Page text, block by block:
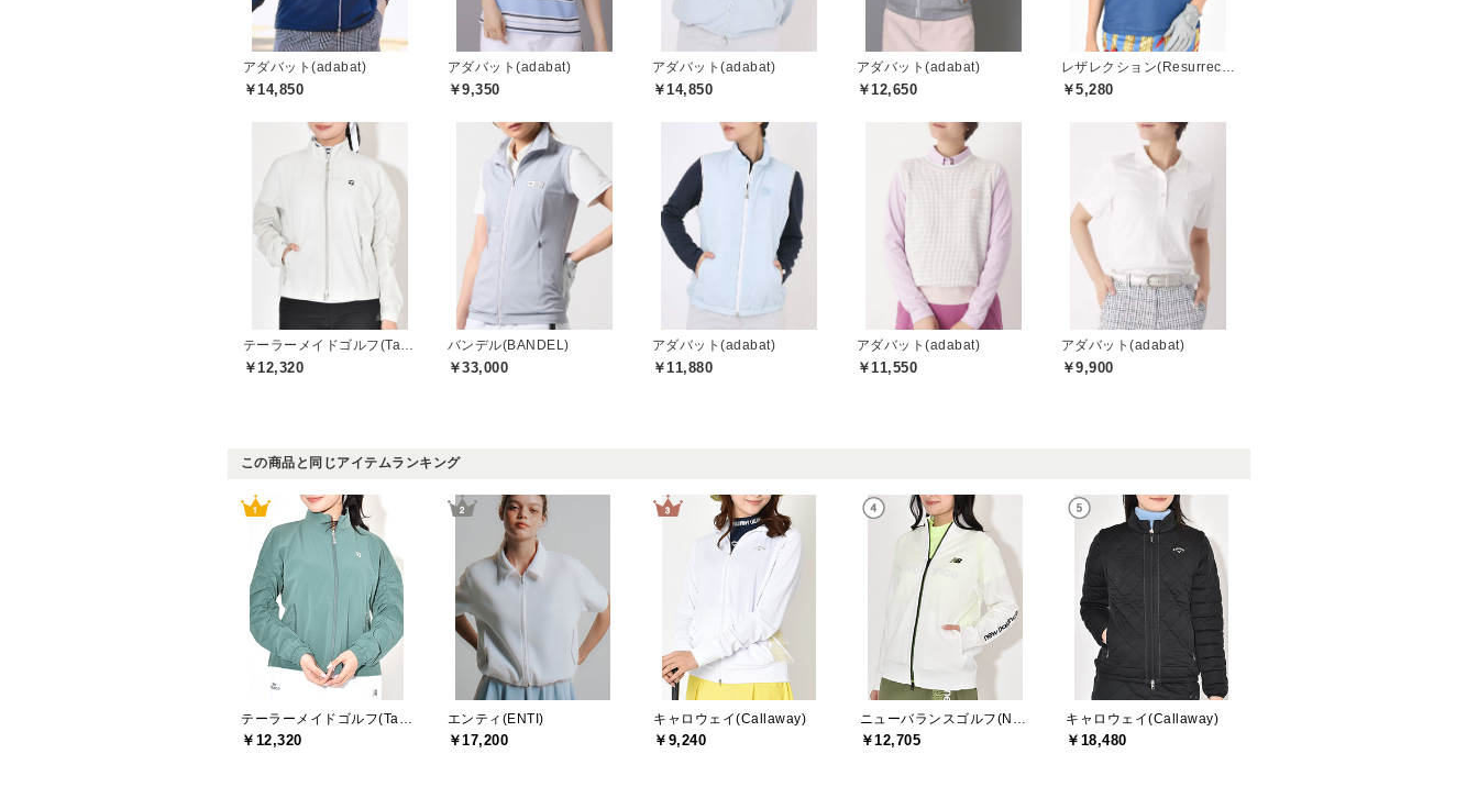
アダバット(adabat)
￥14,850
アダバット(adabat)
￥9,350
アダバット(adabat)
￥14,850
アダバット(adabat)
￥12,650 ￥5,280
￥12,320
バンデル(BANDEL)
￥33,000
アダバット(adabat)
￥11,880
アダバット(adabat)
￥11,550
アダバット(adabat)
￥9,900
この商品と同じアイテムランキング
￥12,320
エンティ(ENTI)
￥17,200
キャロウェイ(Callaway)
￥9,240 ￥12,705
キャロウェイ(Callaway)
￥18,480